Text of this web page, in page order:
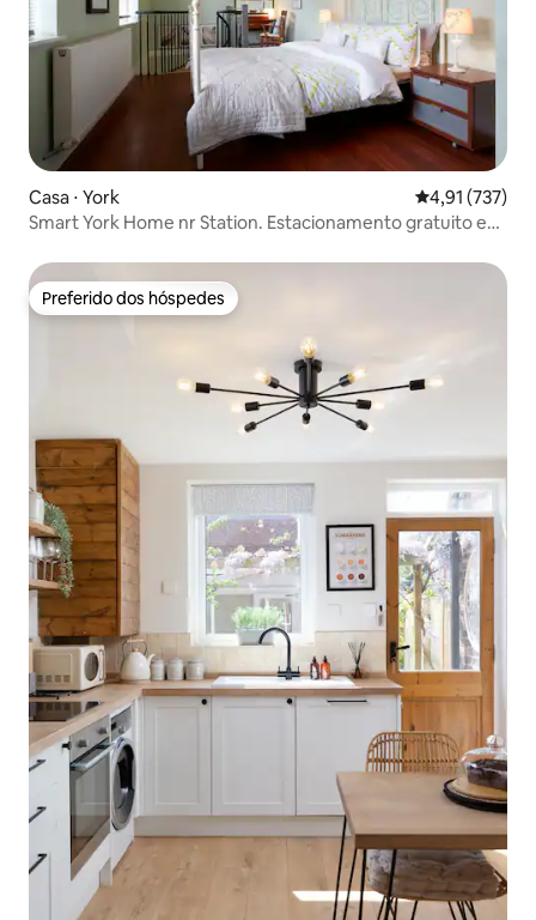
Casa ⋅ York 4,91 de uma
4,91 (737)
Smart York Home nr Station. Estacionamento gratuito e
Preferido dos hóspedes
Preferido dos hóspedes